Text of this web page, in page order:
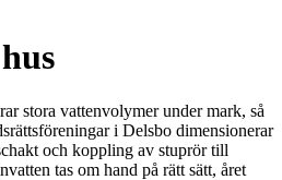
stora vattenvolymer under mark, så
i Delsbo dimensionerar
och koppling av stuprör till
tas om hand på rätt sätt, året